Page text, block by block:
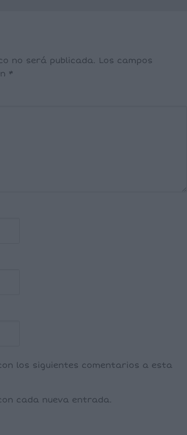
no será publicada. Los campos
*
los siguientes comentarios a esta
cada nueva entrada.